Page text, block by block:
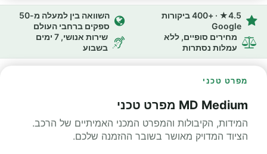
4.5★ · +400 ביקורות
Google
השוואה בין למעלה מ-50
ספקים ברחבי העולם
מחירים סופיים, ללא
עמלות נסתרות
שירות אנושי, 7 ימים
בשבוע
מפרט טכני
MD Medium מפרט טכני
המידות, הקיבולות והמפרט המכני האמיתיים של הרכב.
הציוד המדויק מאושר בשובר ההזמנה שלכם.